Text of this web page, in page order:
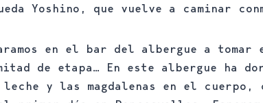
Yoshino, que vuelve a caminar
en el bar del albergue a
de etapa… En este albergue ha
y las magdalenas en el